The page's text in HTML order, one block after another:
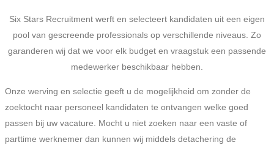
Six Stars Recruitment werft en selecteert kandidaten uit een eigen
pool van gescreende professionals op verschillende niveaus. Zo
garanderen wij dat we voor elk budget en vraagstuk een passende
medewerker beschikbaar hebben.
Onze werving en selectie geeft u de mogelijkheid om zonder de
zoektocht naar personeel kandidaten te ontvangen welke goed
passen bij uw vacature. Mocht u niet zoeken naar een vaste of
parttime werknemer dan kunnen wij middels detachering de